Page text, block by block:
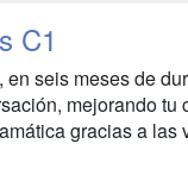
C1
seis meses de
mejorando
gracias a